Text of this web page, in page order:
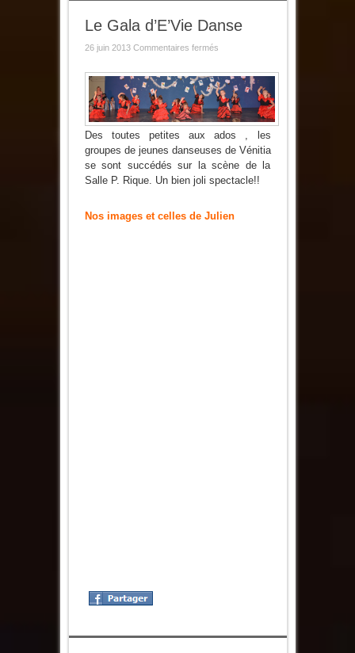
Le Gala d’E’Vie Danse
26 juin 2013 Commentaires ferméssur
d’E’Vie
Danse
Des toutes petites aux ados , les
groupes de jeunes danseuses de Vénitia
se sont succédés sur la scène de la
Salle P. Rique. Un bien joli spectacle!!
Nos images et celles de Julien